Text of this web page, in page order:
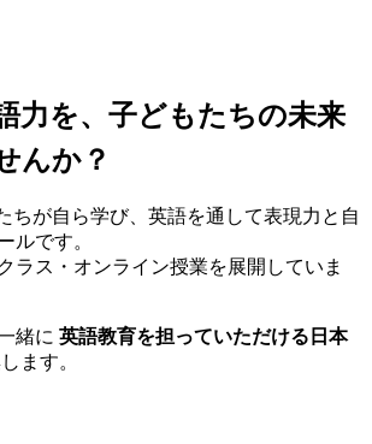
力を、子どもたちの未来
んか？
ちが自ら学び、英語を通して表現力と自
ルです。
ラス・オンライン授業を展開していま
緒に 英語教育を担っていただける日本
ます。